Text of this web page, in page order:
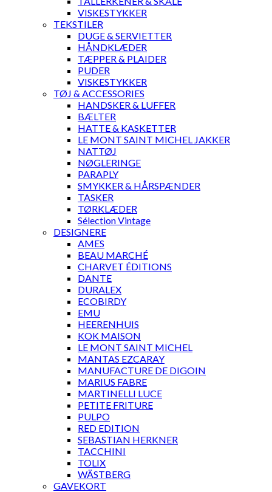
VISKESTYKKER
TEKSTILER
DUGE & SERVIETTER
HÅNDKLÆDER
TÆPPER & PLAIDER
PUDER
VISKESTYKKER
TØJ & ACCESSORIES
HANDSKER & LUFFER
BÆLTER
HATTE & KASKETTER
LE MONT SAINT MICHEL JAKKER
NATTØJ
NØGLERINGE
PARAPLY
SMYKKER & HÅRSPÆNDER
TASKER
TØRKLÆDER
Sélection Vintage
DESIGNERE
AMES
BEAU MARCHÉ
CHARVET ÉDITIONS
DANTE
DURALEX
ECOBIRDY
EMU
HEERENHUIS
KOK MAISON
LE MONT SAINT MICHEL
MANTAS EZCARAY
MANUFACTURE DE DIGOIN
MARIUS FABRE
MARTINELLI LUCE
PETITE FRITURE
PULPO
RED EDITION
SEBASTIAN HERKNER
TACCHINI
TOLIX
WÄSTBERG
GAVEKORT